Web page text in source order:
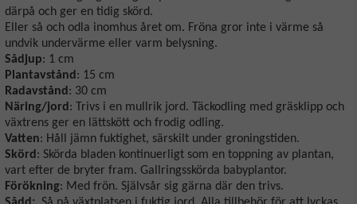
därpå och ger en tidig skörd.
Eller så och odla inomhus året om. Fröna gror inte i värme så
undvik undervärme eller varm belysning.
Sådjup: 1 cm
Plantavstånd : 15 cm
Radavstånd : 30 cm
Näring/jord : Trivs i en mullrik jord. Täckodling med gräsklipp och
växtrens ger en lättskött och frodig odling.
Vatten: Håll jämn fuktighet, särskilt under groningstiden.
Skörd : Skörda bladen kontinuerligt som en toppning av plantan,
vart efter de bryter fram. Gallringsskörda babyplantor.
Förökning: Med frön. Självsår sig gärna där den trivs.